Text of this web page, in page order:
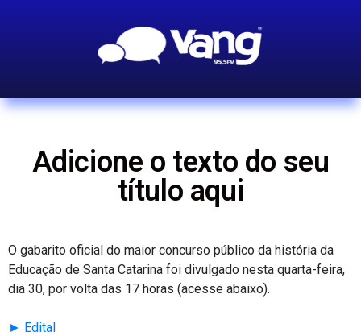
Adicione o texto do seu
título aqui
O gabarito oficial do maior concurso público da história da
Educação de Santa Catarina foi divulgado nesta quarta-feira,
dia 30, por volta das 17 horas (acesse abaixo).
► Edital